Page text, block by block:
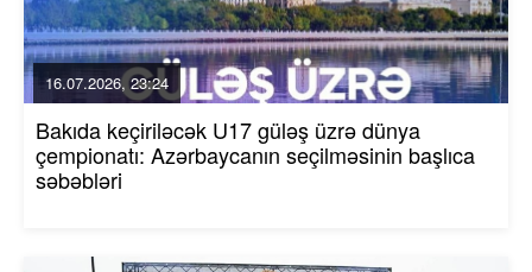
16.07.2026, 23:24
Bakıda keçiriləcək U17 güləş üzrə dünya
çempionatı: Azərbaycanın seçilməsinin başlıca
səbəbləri